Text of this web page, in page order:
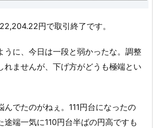
円で取引終了です。
うに、今日は一段と弱かったな。調整
れませんが、下げ方がどうも極端とい
んでたのがねぇ。111円台になったの
途端一気に110円台半ばの円高ですも